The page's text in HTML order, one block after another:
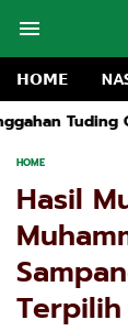
𝗛𝗢𝗠𝗘
Kwanyar
HOME
Hasil